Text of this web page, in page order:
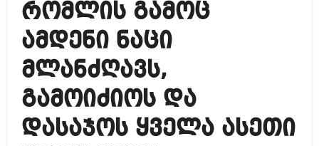
რომლის გამოც
ამდენი ნაცი
მლანძღავს,
გამოიძიოს და
დასაჯოს ყველა ასეთი